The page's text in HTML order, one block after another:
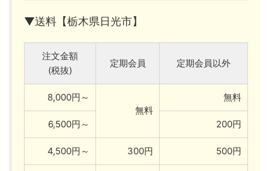
▼送料【栃木県日光市】
注文金額
(税抜)
定期会員 定期会員以外
8,000円～
無料
無料
6,500円～ 200円
4,500円～ 300円 500円